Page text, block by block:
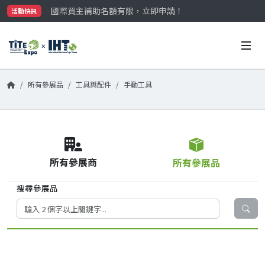
活動快訊
國際買主補助名額有限，立即申請！
參觀門票開放申請中‼️
國際買主補助名額有限，立即申請！
所有參展品 工具與配件 手動工具
所有參展商 所有參展品
搜尋參展品